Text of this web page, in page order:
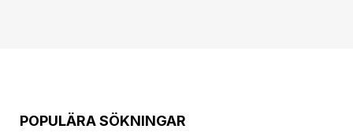
POPULÄRA SÖKNINGAR